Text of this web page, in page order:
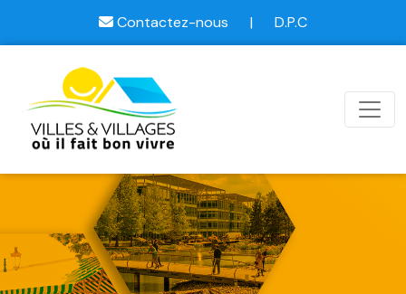
Contactez-nous | D.P.C